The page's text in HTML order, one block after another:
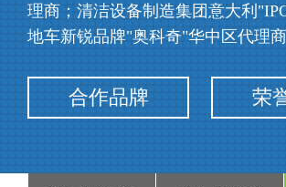
理商；清洁设备制造集团意大利
地车新锐品牌"奥科奇"华中区代理商
合作品牌 荣